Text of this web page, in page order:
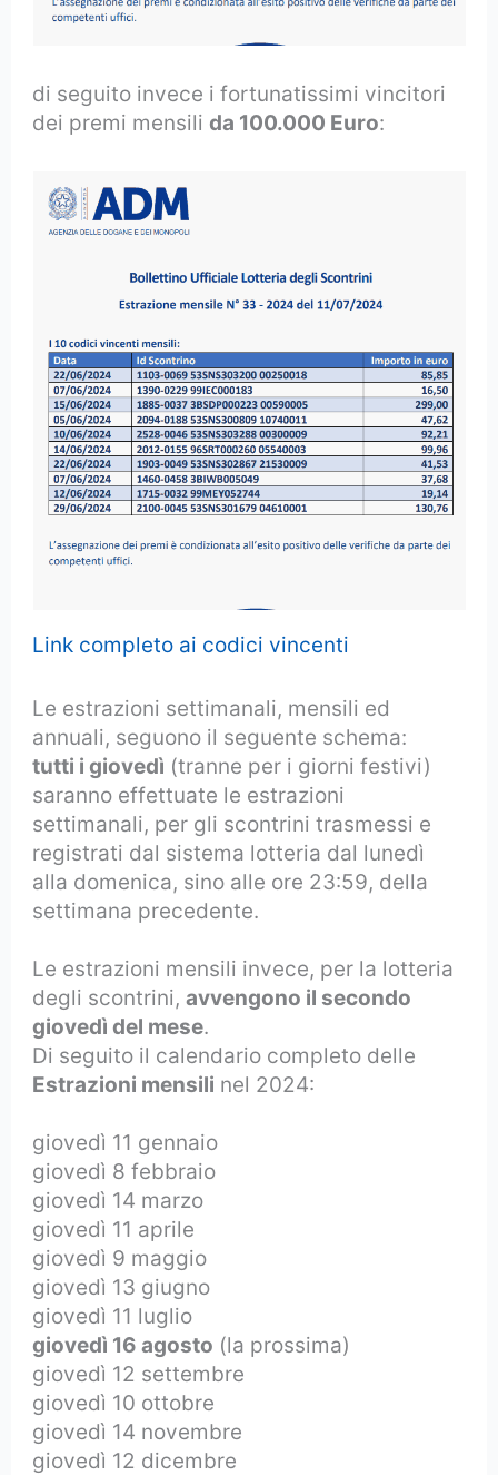
di seguito invece i fortunatissimi vincitori
dei premi mensilida 100.000 Euro:
Link completo ai codici vincenti
Le estrazioni settimanali, mensili ed
annuali, seguono il seguente schema:
tutti i giovedì (tranne per i giorni festivi)
saranno effettuate le estrazioni
settimanali, per gli scontrini trasmessi e
registrati dal sistema lotteria dal lunedì
alla domenica, sino alle ore 23:59, della
settimana precedente.
Le estrazioni mensili invece, per la lotteria
degli scontrini,avvengono il secondo
giovedì del mese.
Di seguito il calendario completo delle
Estrazioni mensili nel 2024:
giovedì 11 gennaio
giovedì 8 febbraio
giovedì 14 marzo
giovedì 11 aprile
giovedì 9 maggio
giovedì 13 giugno
giovedì 11 luglio
giovedì 16 agosto (la prossima)
giovedì 12 settembre
giovedì 10 ottobre
giovedì 14 novembre
giovedì 12 dicembre